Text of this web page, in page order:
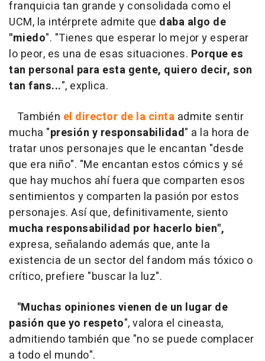
franquicia tan grande y consolidada como el
UCM, la intérprete admite que daba algo de
"miedo". "Tienes que esperar lo mejor y esperar
lo peor, es una de esas situaciones. Porque es
tan personal para esta gente, quiero decir, son
tan fans...", explica.
También el director de la cinta admite sentir
mucha "presión y responsabilidad" a la hora de
tratar unos personajes que le encantan "desde
que era niño". "Me encantan estos cómics y sé
que hay muchos ahí fuera que comparten esos
sentimientos y comparten la pasión por estos
personajes. Así que, definitivamente, siento
mucha responsabilidad por hacerlo bien",
expresa, señalando además que, ante la
existencia de un sector del fandom más tóxico o
crítico, prefiere "buscar la luz".
"Muchas opiniones vienen de un lugar de
pasión que yo respeto", valora el cineasta,
admitiendo también que "no se puede complacer
a todo el mundo".